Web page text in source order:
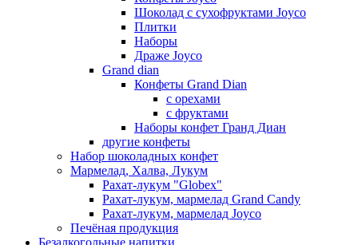
Шоколад с сухофруктами Joyco
Плитки
Наборы
Драже Joyco
Grand dian
Конфеты Grand Dian
с орехами
с фруктами
Наборы конфет Гранд Диан
другие конфеты
Набор шоколадных конфет
Мармелад, Халва, Лукум
Рахат-лукум "Globex"
Рахат-лукум, мармелад Grand Candy
Рахат-лукум, мармелад Joyco
Печёная продукция
Безалкогольные напитки